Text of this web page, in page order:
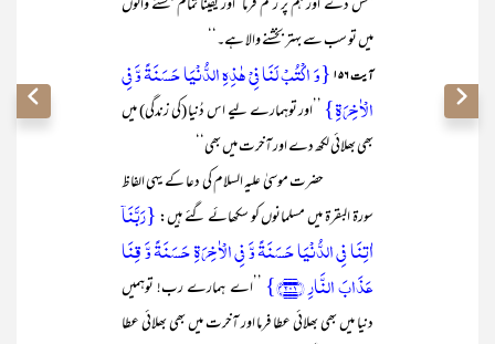
بخش دے اور ہم پر رحم فرما ‘اور یقینا تمام بخشنے والوں
میں تو سب سے بہتر بخشنے والا ہے۔‘‘
آیت ۱۵۶
{وَ اکۡتُبۡ لَنَا فِیۡ ہٰذِہِ الدُّنۡیَا حَسَنَۃً وَّ فِی
الۡاٰخِرَۃِ} ’’اور توہمارے لیے اس دُنیا (کی زندگی) میں
بھی بھلائی لکھ دے اور آخرت میں بھی‘‘
حضرت موسیٰ علیہ السلام کی دعا کے یہی الفاظ
سورۃ البقرۃ میں مسلمانوں کو سکھائے گئے ہیں:{رَبَّنَاۤ
اٰتِنَا فِی الدُّنۡیَا حَسَنَۃً وَّ فِی الۡاٰخِرَۃِ حَسَنَۃً وَّ قِنَا
عَذَابَ النَّارِ ﴿۲۰۱﴾}
’’اے ہمارے رب! توہمیں
دنیا میں بھی بھلائی عطا فرما اور آخرت میں بھی بھلائی عطا